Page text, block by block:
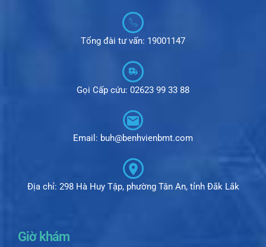
Tổng đài tư vấn: 19001147
Gọi Cấp cứu: 02623 99 33 88
Email: buh@benhvienbmt.com
Địa chỉ: 298 Hà Huy Tập, phường Tân An, tỉnh Đắk Lắk
Giờ khám